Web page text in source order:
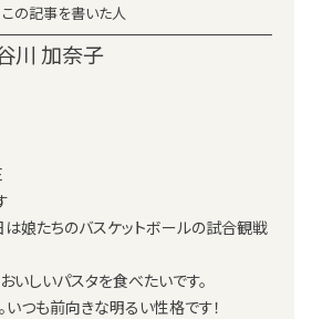
この記事を書いた人
川 加奈子
娘たちのバスケットボールの試合観戦
しいパスタを食べたいです。
いつも前向きな明るい性格です！